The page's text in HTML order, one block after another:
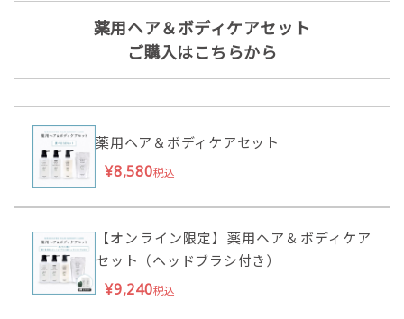
薬用ヘア＆ボディケアセット
ご購入はこちらから
薬用ヘア＆ボディケアセット
¥8,580税込
【オンライン限定】薬用ヘア＆ボディケア
セット（ヘッドブラシ付き）
¥9,240税込